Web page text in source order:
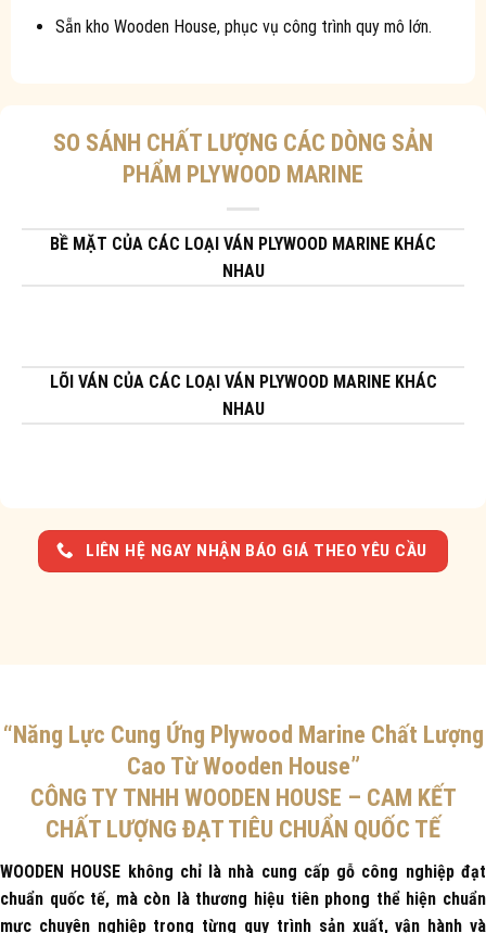
Sẵn kho Wooden House, phục vụ công trình quy mô lớn.
SO SÁNH CHẤT LƯỢNG CÁC DÒNG SẢN
PHẨM PLYWOOD MARINE
BỀ MẶT CỦA CÁC LOẠI VÁN PLYWOOD MARINE KHÁC
NHAU
LÕI VÁN CỦA CÁC LOẠI VÁN PLYWOOD MARINE KHÁC
NHAU
LIÊN HỆ NGAY NHẬN BÁO GIÁ THEO YÊU CẦU
“Năng Lực Cung Ứng Plywood Marine Chất Lượng
Cao Từ Wooden House”
CÔNG TY TNHH WOODEN HOUSE – CAM KẾT
CHẤT LƯỢNG ĐẠT TIÊU CHUẨN QUỐC TẾ
WOODEN HOUSE không chỉ là nhà cung cấp gỗ công nghiệp đạt
chuẩn quốc tế, mà còn là thương hiệu tiên phong thể hiện chuẩn
mực chuyên nghiệp trong từng quy trình sản xuất, vận hành và